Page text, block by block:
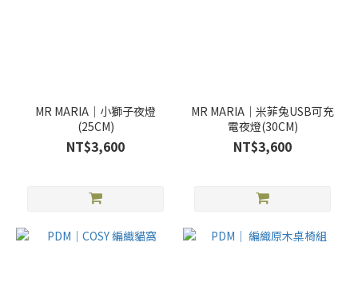
MR MARIA｜小獅子夜燈
(25CM)
NT$3,600
MR MARIA｜米菲兔USB可充
電夜燈(30CM)
NT$3,600